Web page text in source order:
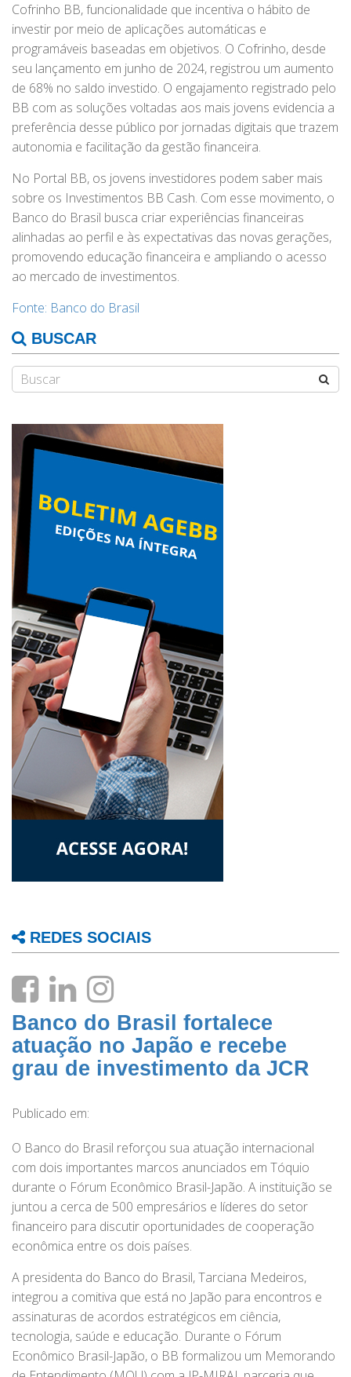
Cofrinho BB, funcionalidade que incentiva o hábito de
investir por meio de aplicações automáticas e
programáveis baseadas em objetivos. O Cofrinho, desde
seu lançamento em junho de 2024, registrou um aumento
de 68% no saldo investido. O engajamento registrado pelo
BB com as soluções voltadas aos mais jovens evidencia a
preferência desse público por jornadas digitais que trazem
autonomia e facilitação da gestão financeira.
No Portal BB, os jovens investidores podem saber mais
sobre os Investimentos BB Cash. Com esse movimento, o
Banco do Brasil busca criar experiências financeiras
alinhadas ao perfil e às expectativas das novas gerações,
promovendo educação financeira e ampliando o acesso
ao mercado de investimentos.
Fonte: Banco do Brasil
BUSCAR
REDES SOCIAIS
Banco do Brasil fortalece
atuação no Japão e recebe
grau de investimento da JCR
Publicado em:
O Banco do Brasil reforçou sua atuação internacional
com dois importantes marcos anunciados em Tóquio
durante o Fórum Econômico Brasil-Japão. A instituição se
juntou a cerca de 500 empresários e líderes do setor
financeiro para discutir oportunidades de cooperação
econômica entre os dois países.
A presidenta do Banco do Brasil, Tarciana Medeiros,
integrou a comitiva que está no Japão para encontros e
assinaturas de acordos estratégicos em ciência,
tecnologia, saúde e educação. Durante o Fórum
Econômico Brasil-Japão, o BB formalizou um Memorando